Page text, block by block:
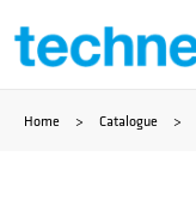
Saltar
contenido
Home > Catalogue >